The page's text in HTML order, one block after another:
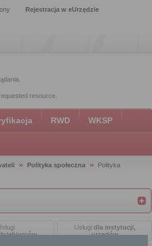
Rejestracja w eUrzędzie
resource.
RWD WKSP
Polityka społeczna
Polityka
Usługi dla instytucji,
urzędów